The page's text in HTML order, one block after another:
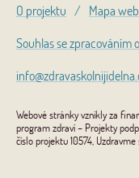
O projektu / Mapa
Souhlas se zpracováním
Webové stránky vznikly za
program zdraví – Projekty
číslo projektu 10574, Uzdravme